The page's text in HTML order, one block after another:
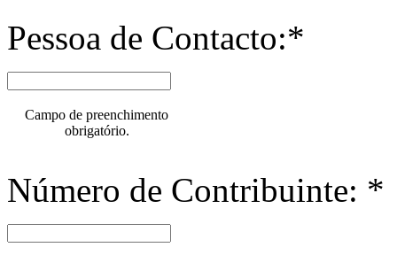
Pessoa de Contacto:*
Campo de preenchimento
obrigatório.
Número de Contribuinte: *